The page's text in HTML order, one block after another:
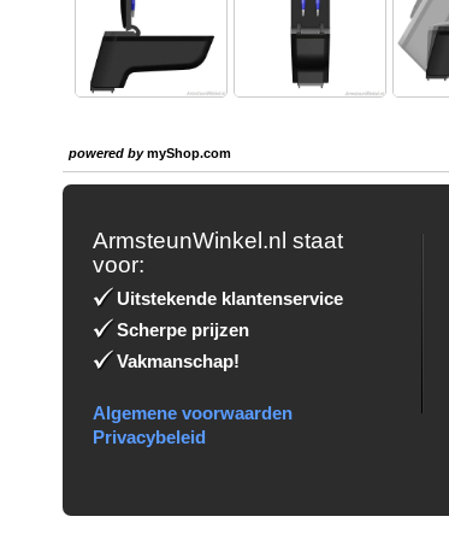
powered bymyShop.com
ArmsteunWinkel.nl staat
voor:
Uitstekende klantenservice
Scherpe prijzen
Vakmanschap!
Algemene voorwaarden
Privacybeleid